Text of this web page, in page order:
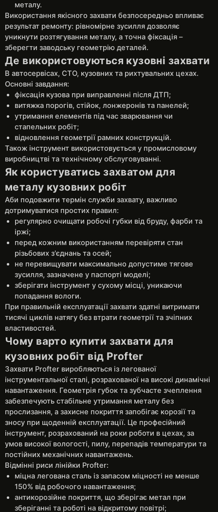
металу.
Використання якісного захвати безпосередньо впливає
результат ремонту: рівномірне зусилля дозволяє
уникнути розтягування металу, а точна фіксація –
зберегти заводську геометрію деталей.
Де використовуються кузовні захвати
В автосервісах, СТО, кузовних та рихтувальних цехах.
Основні завдання:
фіксація кузова при виправленні після ДТП;
витяжка порогів, стійок, лонжеронів та панелей;
утримання елементів під час зварювання чи
стапельних робіт;
відновлення геометрії рамних конструкцій.
Також інструмент використовується у промисловому
виробництві та технічному обслуговуванні.
Як користуватись захватом для
металу кузовних робіт
Аби подовжити термін служби захвату, важливо
дотримуватися простих правил:
регулярно очищати робочі губки від бруду, фарби та
іржі;
перед кожним використанням перевіряти стан
різьбових з'єднань та осей;
не перевищувати максимально допустиме тягове
зусилля, зазначене у паспорті моделі;
зберігати інструмент у сухому місці, уникаючи
попадання вологи.
При правильній експлуатації захвати здатні витримати
тисячі циклів натягу без втрати геометрії та зчіпних
властивостей.
Чому варто купити захвати для
кузовних робіт від Profter
Захвати Profter виробляються із легованої
інструментальної сталі, розрахованої на високі динамічні
навантаження. Геометрія губок та зубчасте зчеплення
забезпечують стабільне утримання металу без
прослизання, а захисне покриття запобігає корозії та
зносу при щоденній експлуатації. Це професійний
інструмент, розрахований на роки роботи в цехах, за
умов високої вологості, пилу, перепадів температури та
постійних механічних навантажень.
Відмінні риси лінійки Profter:
міцна легована сталь із запасом міцності не менше
150% від робочого навантаження;
антикорозійне покриття, що зберігає метал при
зберіганні та роботі на відкритому повітрі;